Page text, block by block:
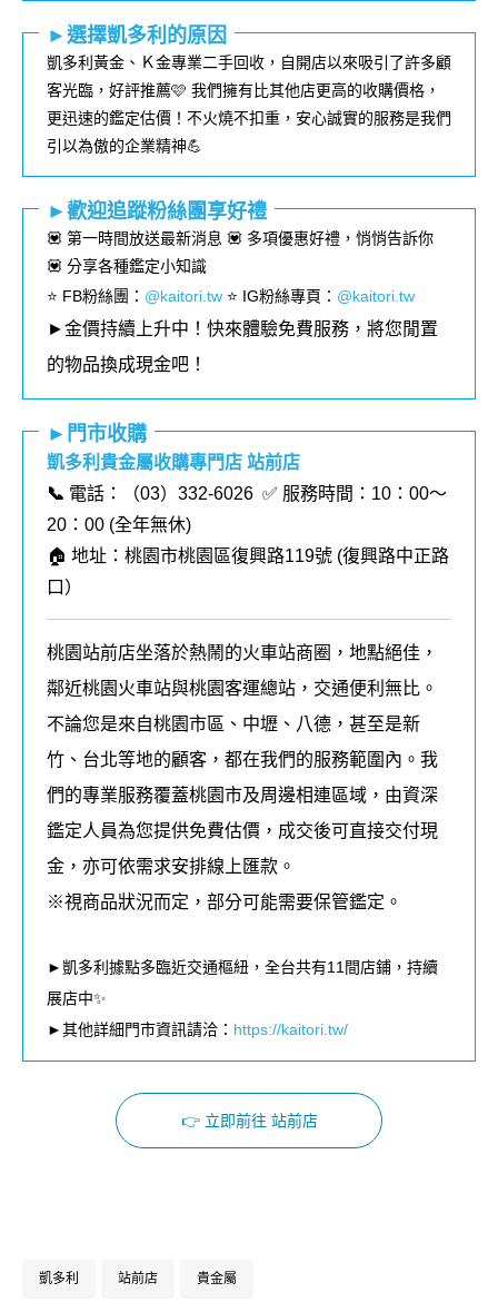
►選擇凱多利的原因
凱多利黃金、Ｋ金專業二手回收，自開店以來吸引了許多顧
客光臨，好評推薦🩷 我們擁有比其他店更高的收購價格，
更迅速的鑑定估價！不火燒不扣重，安心誠實的服務是我們
引以為傲的企業精神💪
►歡迎追蹤粉絲團享好禮
💟 第一時間放送最新消息 💟 多項優惠好禮，悄悄告訴你
💟 分享各種鑑定小知識
⭐️ FB粉絲團 ： @kaitori.tw ⭐️ IG粉絲專頁 ： @kaitori.tw
►金價持續上升中！快來體驗免費服務，將您閒置
的物品換成現金吧！
►門市收購
凱多利貴金屬收購專門店 站前店
📞 電話：（03）332-6026 ✅ 服務時間：10：00～
20：00 (全年無休)
🏠 地址：桃園市桃園區復興路119號 (復興路中正路
口）
桃園站前店坐落於熱鬧的火車站商圈，地點絕佳，
鄰近桃園火車站與桃園客運總站，交通便利無比。
不論您是來自桃園市區、中壢、八德，甚至是新
竹、台北等地的顧客，都在我們的服務範圍內。我
們的專業服務覆蓋桃園市及周邊相連區域，由資深
鑑定人員為您提供免費估價，成交後可直接交付現
金，亦可依需求安排線上匯款。
※視商品狀況而定，部分可能需要保管鑑定。
►凱多利據點多臨近交通樞紐，全台共有11間店鋪，持續
展店中✨
►其他詳細門市資訊請洽： https://kaitori.tw/
👉 立即前往 站前店
凱多利 站前店 貴金屬